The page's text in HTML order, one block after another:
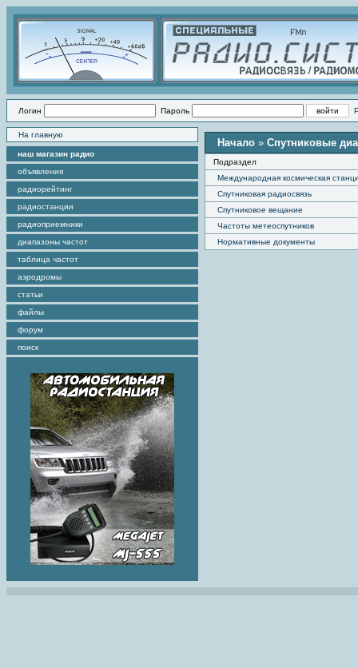
Логин Пароль
На главную
наш магазин радио
объявления
радиорейтинг
радиостанции
радиоприемники
диапазоны частот
таблица частот
аэродромы
статьи
файлы
форум
поиск
Начало » Спутниковые
Подраздел
Международная космическая
Спутниковая радиосвязь
Спутниковое вещание
Частоты метеоспутников
Нормативные документы